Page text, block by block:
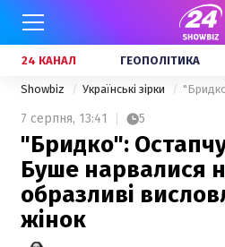
24 КАНАЛ ГЕОПОЛІТИКА
Showbiz Українські зірки
7 серпня, 13:41 5
"Бридко":
Буше нарвалися
образливі
жінок